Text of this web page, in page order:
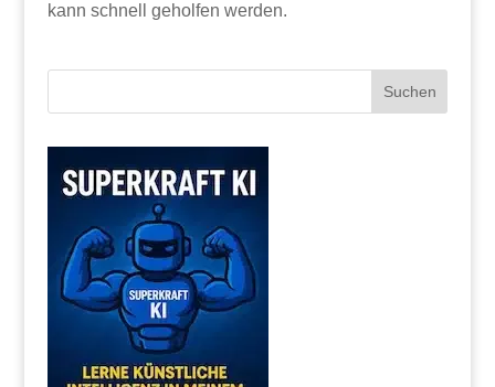
kann schnell geholfen werden.